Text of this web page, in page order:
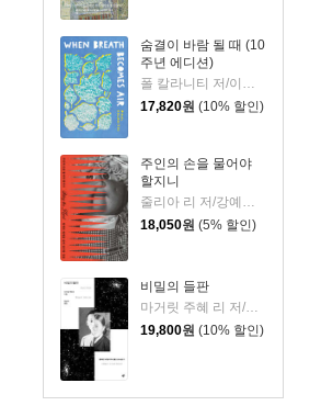
숨결이 바람 될 때 (10
주년 에디션)
폴 칼라니티 저/이종인 역
17,820원 (10% 할인)
주인의 손을 물어야
할지니
18,050원 (5% 할인)
비밀의 들판
마거릿 주혜 리 저/장상미 역
19,800원 (10% 할인)